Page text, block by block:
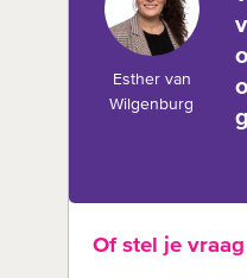
Esther van
Wilgenburg
Of stel je